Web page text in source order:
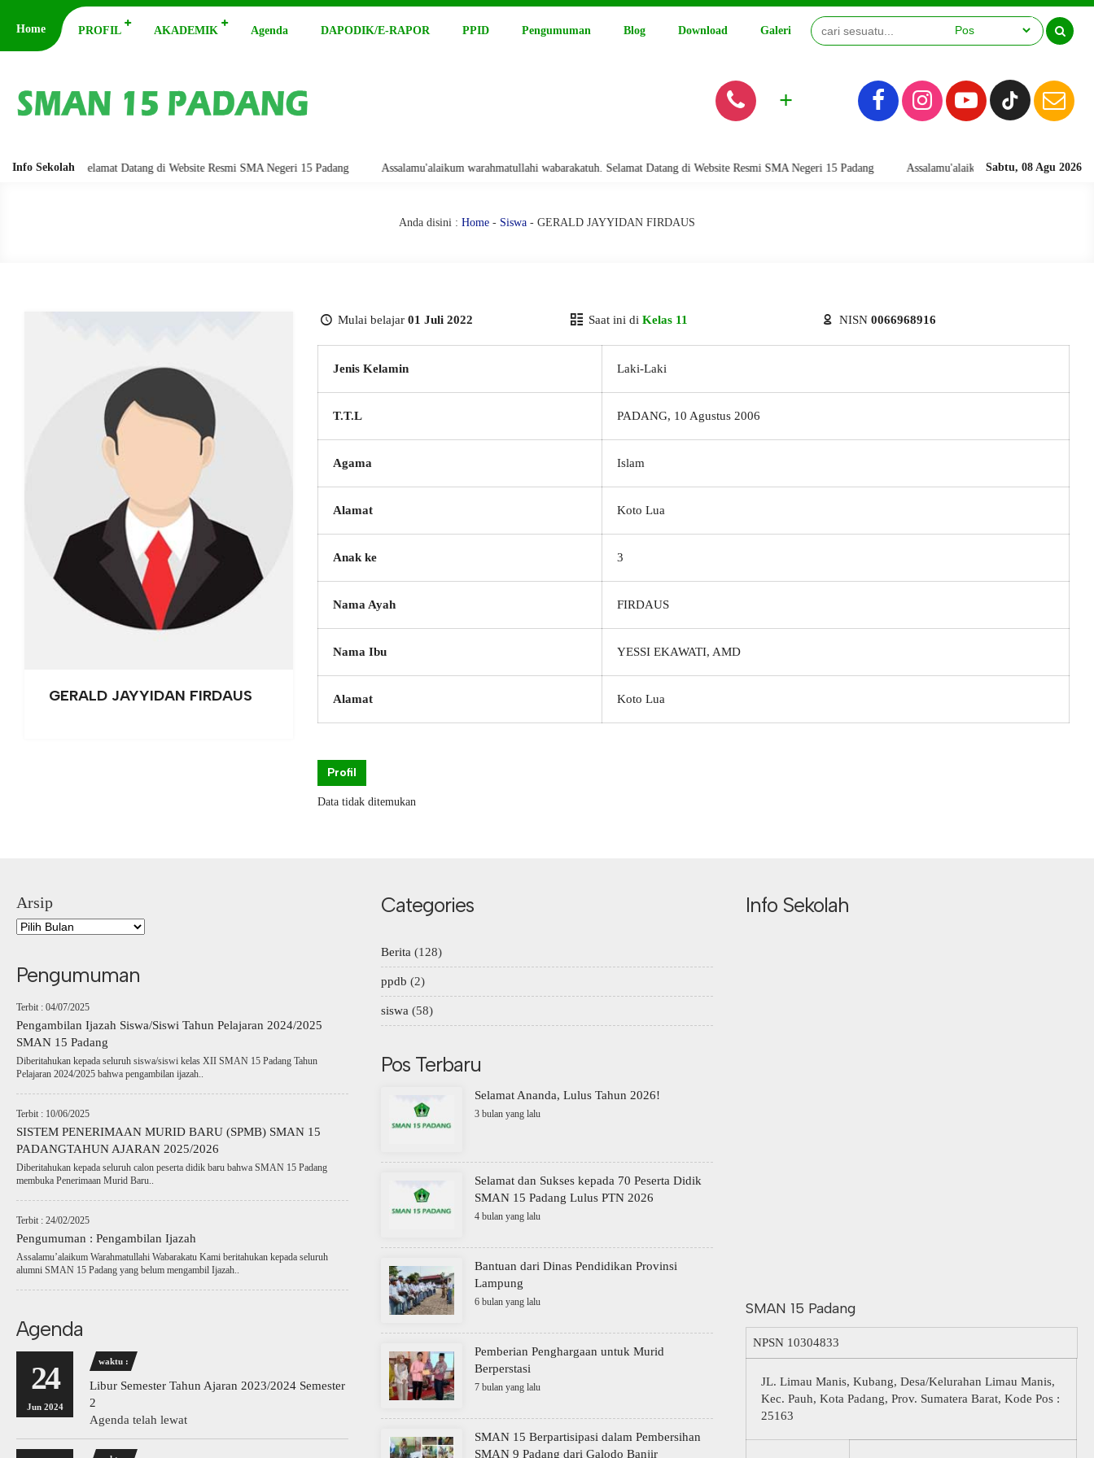
Home PROFIL AKADEMIK Agenda DAPODIK/E-RAPOR PPID Pengumuman Blog Download Galeri Video
+
Info Sekolah Sabtu, 08 Agu 2026
Selamat Datang di Website Resmi SMA Negeri 15 Padang Assalamu'alaikum warahmatullahi wabarakatuh. Selamat Datang di Website Resmi SMA Negeri 15 Padang Assalamu'alaikum warahmatullahi
Anda disini : Home - Siswa - GERALD JAYYIDAN FIRDAUS
GERALD JAYYIDAN FIRDAUS
Mulai belajar 01 Juli 2022 Saat ini di Kelas 11 NISN 0066968916
Jenis Kelamin Laki-Laki
T.T.L PADANG, 10 Agustus 2006
Agama Islam
Alamat Koto Lua
Anak ke 3
Nama Ayah FIRDAUS
Nama Ibu YESSI EKAWATI, AMD
Alamat Koto Lua
Profil
Data tidak ditemukan
Arsip
Pengumuman
Terbit : 04/07/2025
Pengambilan Ijazah Siswa/Siswi Tahun Pelajaran 2024/2025
SMAN 15 Padang
Diberitahukan kepada seluruh siswa/siswi kelas XII SMAN 15 Padang Tahun
Pelajaran 2024/2025 bahwa pengambilan ijazah..
Terbit : 10/06/2025
SISTEM PENERIMAAN MURID BARU (SPMB) SMAN 15
PADANGTAHUN AJARAN 2025/2026
Diberitahukan kepada seluruh calon peserta didik baru bahwa SMAN 15 Padang
membuka Penerimaan Murid Baru..
Terbit : 24/02/2025
Pengumuman : Pengambilan Ijazah
Assalamu’alaikum Warahmatullahi Wabarakatu Kami beritahukan kepada seluruh
alumni SMAN 15 Padang yang belum mengambil Ijazah..
Agenda
24
Jun 2024
waktu :
Libur Semester Tahun Ajaran 2023/2024 Semester
2
Agenda telah lewat
Categories
Berita (128)
ppdb (2)
siswa (58)
Pos Terbaru
Selamat Ananda, Lulus Tahun 2026!
3 bulan yang lalu
Selamat dan Sukses kepada 70 Peserta Didik
SMAN 15 Padang Lulus PTN 2026
4 bulan yang lalu
Bantuan dari Dinas Pendidikan Provinsi
Lampung
6 bulan yang lalu
Pemberian Penghargaan untuk Murid
Berperstasi
7 bulan yang lalu
SMAN 15 Berpartisipasi dalam Pembersihan
SMAN 9 Padang dari Galodo Banjir
Info Sekolah
SMAN 15 Padang
NPSN 10304833
JL. Limau Manis, Kubang, Desa/Kelurahan Limau Manis,
Kec. Pauh, Kota Padang, Prov. Sumatera Barat, Kode Pos :
25163